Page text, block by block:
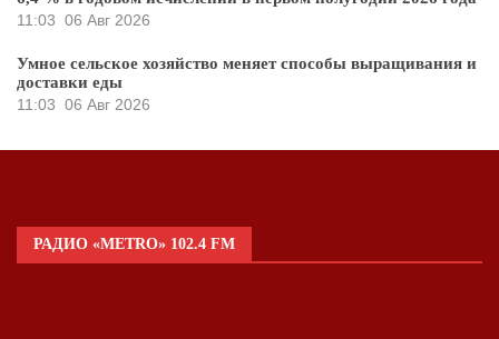
11:03 06 Авг 2026
Умное сельское хозяйство меняет способы выращивания и
доставки еды
11:03 06 Авг 2026
РАДИО «METRO» 102.4 FM